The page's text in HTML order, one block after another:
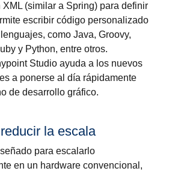
(similar a Spring) para definir
escribir código personalizado
como Java, Groovy,
y Python, entre otros.
Studio ayuda a los nuevos
a ponerse al día rápidamente
de desarrollo gráfico.
la escala
para escalarlo
en un hardware convencional,